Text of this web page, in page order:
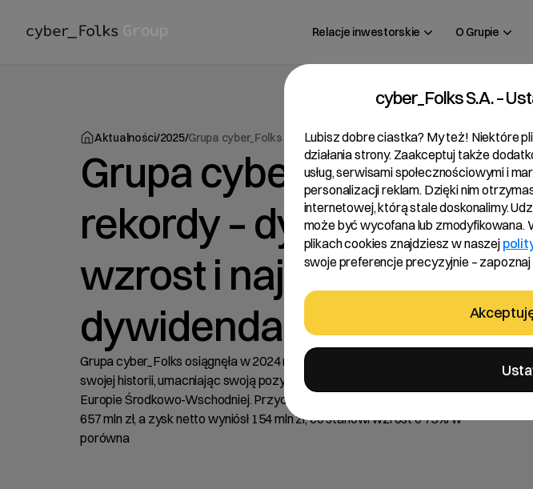
Relacje inwestorskie O Grupie
Aktualności/2025/Grupa cyber_Folks bije rekordy – dynamiczny…
Grupa cyber_Folks bije
rekordy – dynamiczny
wzrost i najwyższa
dywidenda!
Grupa cyber_Folks osiągnęła w 2024 roku najwyższe wyniki finansowe w
swojej historii, umacniając swoją pozycję jako lidera technologii e-commerce w
Europie Środkowo-Wschodniej. Przychody netto wzrosły o 37% r/r, osiągając
657 mln zł, a zysk netto wyniósł 154 mln zł, co stanowi wzrost o 75% w
porówna
cyber_Folks S.A. –
Lubisz dobre ciastka? My też! Niektóre
działania strony. Zaakceptuj także
usług, serwisami społecznościowymi i
personalizacji reklam. Dzięki nim
internetowej, którą stale doskonalimy.
może być wycofana lub
plikach cookies znajdziesz w naszej
swoje preferencje precyzyjnie –